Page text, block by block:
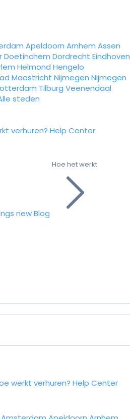
Apeldoorn Arnhem Assen
Doetinchem Dordrecht Eindhoven
Helmond Hengelo
Maastricht Nijmegen Nijmegen
Tilburg Veenendaal
steden
verhuren? Help Center
newBlog
Hoe het werkt
werkt verhuren? Help Center